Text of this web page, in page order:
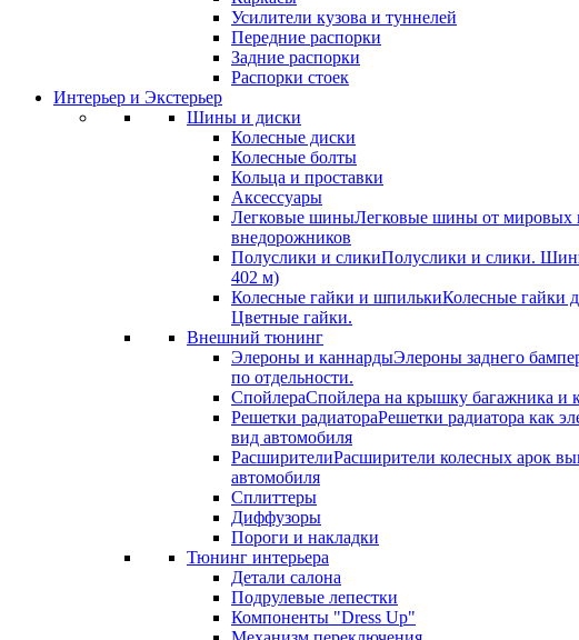
Усилители кузова и туннелей
Передние распорки
Задние распорки
Распорки стоек
Интерьер и Экстерьер
Шины и диски
Колесные диски
Колесные болты
Кольца и проставки
Аксессуары
Легковые шиныЛегковые шины от
внедорожников
Полуслики и сликиПолуслики и слики.
402 м)
Колесные гайки и шпилькиКолесные гайки
Цветные гайки.
Внешний тюнинг
Элероны и каннардыЭлероны заднего
по отдельности.
СпойлераСпойлера на крышку багажника и
Решетки радиатораРешетки радиатора как
вид автомобиля
РасширителиРасширители колесных арок
автомобиля
Сплиттеры
Диффузоры
Пороги и накладки
Тюнинг интерьера
Детали салона
Подрулевые лепестки
Компоненты "Dress Up"